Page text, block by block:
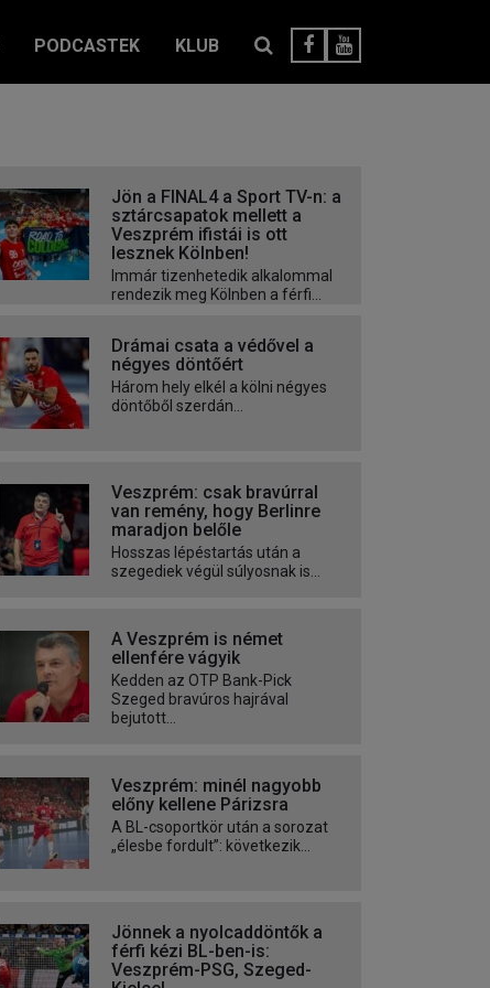
PODCASTEK KLUB
Jön a FINAL4 a Sport TV-n: a
sztárcsapatok mellett a
Veszprém ifistái is ott
lesznek Kölnben!
Immár tizenhetedik alkalommal
rendezik meg Kölnben a férfi...
Drámai csata a védővel a
négyes döntőért
Három hely elkél a kölni négyes
döntőből szerdán...
Veszprém: csak bravúrral
van remény, hogy Berlinre
maradjon belőle
Hosszas lépéstartás után a
szegediek végül súlyosnak is...
A Veszprém is német
ellenfére vágyik
Kedden az OTP Bank-Pick
Szeged bravúros hajrával
bejutott...
Veszprém: minél nagyobb
előny kellene Párizsra
A BL-csoportkör után a sorozat
„élesbe fordult”: következik...
Jönnek a nyolcaddöntők a
férfi kézi BL-ben-is:
Veszprém-PSG, Szeged-